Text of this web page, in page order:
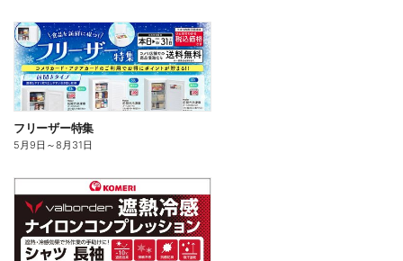
フリーザー特集
5月9日 ～8月31日